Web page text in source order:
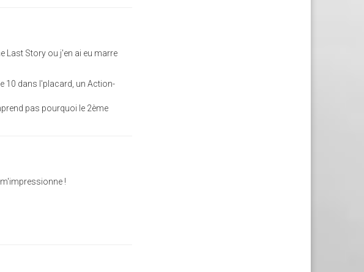
Last Story ou j'en ai eu marre
10 dans l'placard, un Action-
pas pourquoi le 2ème
!